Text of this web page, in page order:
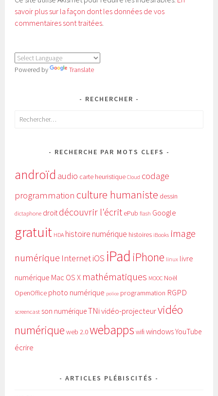
savoir plus sur la façon dont les données de vos
commentaires sont traitées.
Powered by Translate
RECHERCHER
Rechercher :
RECHERCHE PAR MOTS CLEFS
androïd audio carte heuristique Cloud codage
programmation culture humaniste dessin
dictaphone droit découvrir l'écrit ePub flash Google
gratuit HDA histoire numérique histoires iBooks image
numérique InternetiOS iPad iPhone linux livre
numérique Mac OS X mathématiques MOOC Noël
OpenOffice photo numérique police programmation RGPD
screencast son numériqueTNi vidéo-projecteurvidéo
numérique web 2.0webapps wifi windowsYouTube
écrire
ARTICLES PLÉBISCITÉS